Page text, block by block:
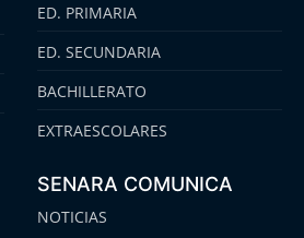
ED. PRIMARIA
ED. SECUNDARIA
BACHILLERATO
EXTRAESCOLARES
SENARA COMUNICA
NOTICIAS